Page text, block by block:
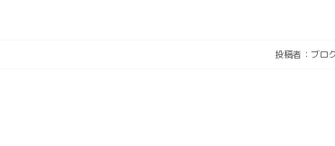
投稿者： ブロ